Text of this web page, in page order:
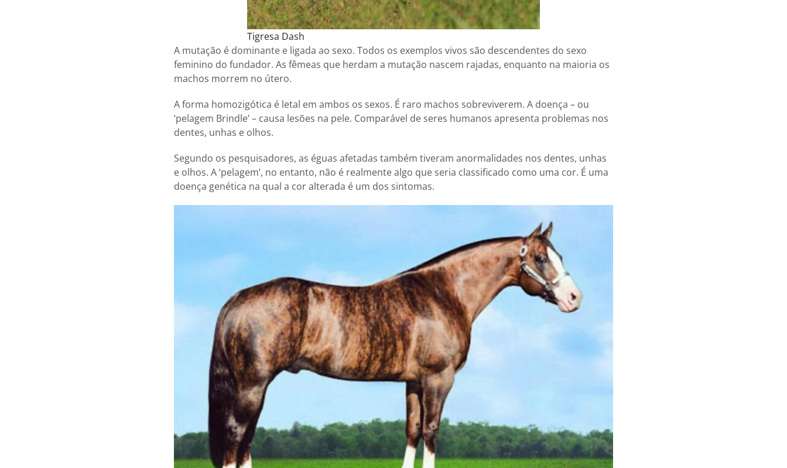
Tigresa Dash
A mutação é dominante e ligada ao sexo. Todos os exemplos vivos são descendentes do sexo
feminino do fundador. As fêmeas que herdam a mutação nascem rajadas, enquanto na maioria os
machos morrem no útero.
A forma homozigótica é letal em ambos os sexos. É raro machos sobreviverem. A doença – ou
‘pelagem Brindle’ – causa lesões na pele. Comparável de seres humanos apresenta problemas nos
dentes, unhas e olhos.
Segundo os pesquisadores, as éguas afetadas também tiveram anormalidades nos dentes, unhas
e olhos. A ‘pelagem’, no entanto, não é realmente algo que seria classificado como uma cor. É uma
doença genética na qual a cor alterada é um dos sintomas.